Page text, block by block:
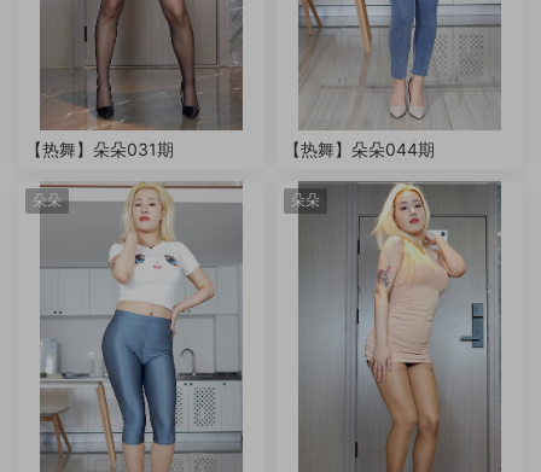
【热舞】朵朵031期 【热舞】朵朵044期
朵朵 朵朵